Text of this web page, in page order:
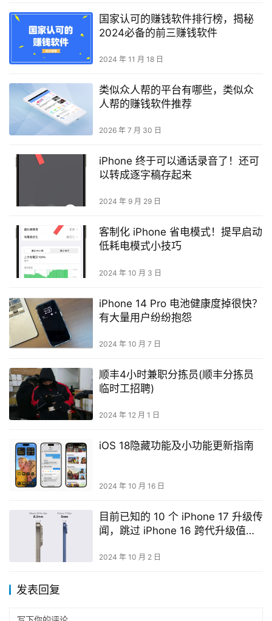
国家认可的赚钱软件排行榜，揭秘
2024必备的前三赚钱软件
2024 年 11 月 18 日
类似众人帮的平台有哪些，类似众
人帮的赚钱软件推荐
2026 年 7 月 30 日
iPhone 终于可以通话录音了！还可
以转成逐字稿存起来
2024 年 9 月 29 日
客制化 iPhone 省电模式！提早启动
低耗电模式小技巧
2024 年 10 月 3 日
iPhone 14 Pro 电池健康度掉很快？
有大量用户纷纷抱怨
2024 年 10 月 7 日
顺丰4小时兼职分拣员(顺丰分拣员
临时工招聘)
2024 年 12 月 1 日
iOS 18隐藏功能及小功能更新指南
2024 年 10 月 16 日
目前已知的 10 个 iPhone 17 升级传
闻，跳过 iPhone 16 跨代升级值得
2024 年 10 月 2 日
发表回复